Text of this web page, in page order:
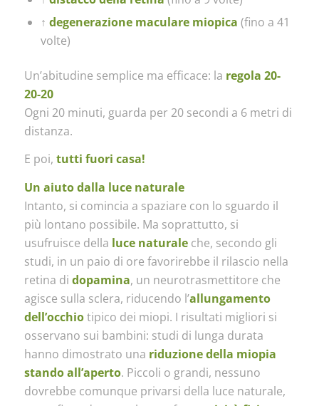
↑ degenerazione maculare miopica (fino a 41
volte)
Un’abitudine semplice ma efficace: la regola 20-
20-20
Ogni 20 minuti, guarda per 20 secondi a 6 metri di
distanza.
E poi, tutti fuori casa!
Un aiuto dalla luce naturale
Intanto, si comincia a spaziare con lo sguardo il
più lontano possibile. Ma soprattutto, si
usufruisce della luce naturaleche, secondo gli
studi, in un paio di ore favorirebbe il rilascio nella
retina di dopamina, un neurotrasmettitore che
agisce sulla sclera, riducendo l’allungamento
dell’occhiotipico dei miopi. I risultati migliori si
osservano sui bambini: studi di lunga durata
hanno dimostrato una riduzione della miopia
stando all’aperto. Piccoli o grandi, nessuno
dovrebbe comunque privarsi della luce naturale,